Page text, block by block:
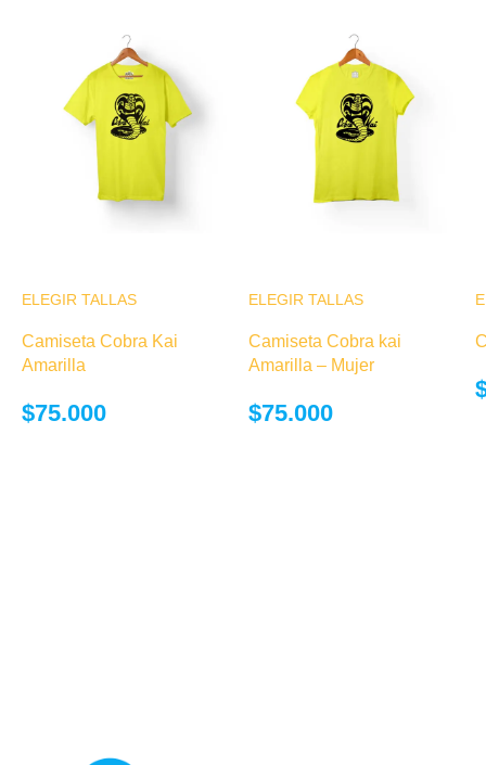
ELEGIR TALLAS
variantes. Las
Camiseta Cobra Kai
Amarilla
$75.000
ELEGIR TALLAS
variantes. Las
opciones se
Camiseta Cobra kai
Amarilla – Mujer
$75.000